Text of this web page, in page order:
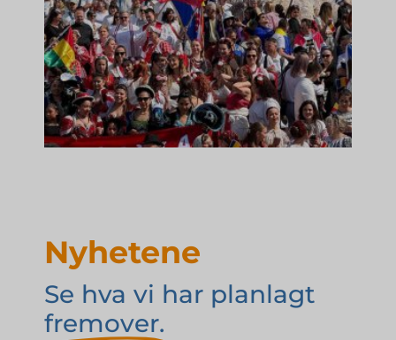
Nyhetene
Se hva vi har planlagt
fremover.